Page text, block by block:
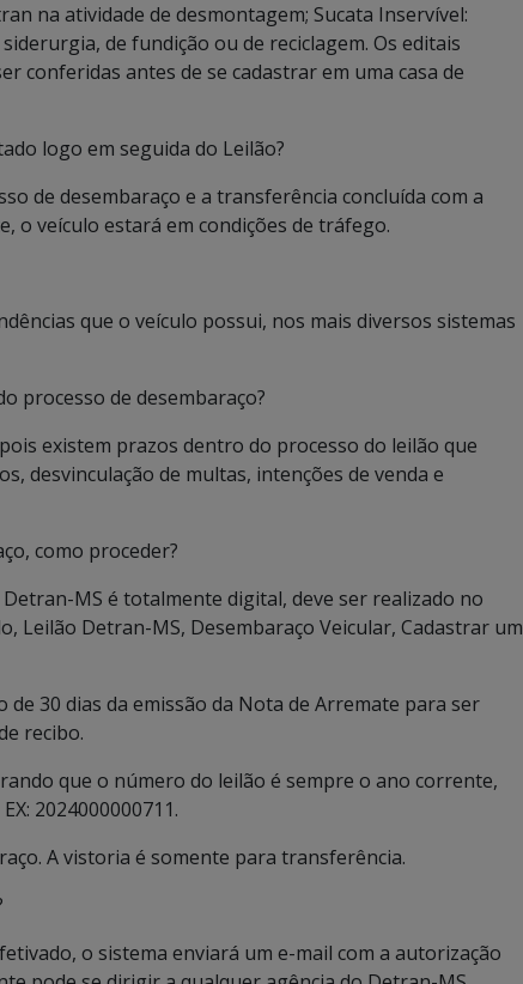
na atividade de desmontagem; Sucata Inservível:
de fundição ou de reciclagem. Os editais
conferidas antes de se cadastrar em uma casa de
logo em seguida do Leilão?
de desembaraço e a transferência concluída com a
o veículo estará em condições de tráfego.
que o veículo possui, nos mais diversos sistemas
processo de desembaraço?
existem prazos dentro do processo do leilão que
desvinculação de multas, intenções de venda e
como proceder?
MS é totalmente digital, deve ser realizado no
Leilão Detran-MS, Desembaraço Veicular, Cadastrar um
30 dias da emissão da Nota de Arremate para ser
recibo.
que o número do leilão é sempre o ano corrente,
2024000000711.
A vistoria é somente para transferência.
o sistema enviará um e-mail com a autorização